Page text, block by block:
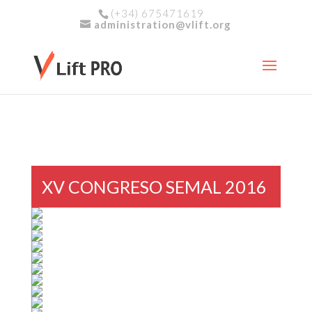
(+34) 675471619
administration@vlift.org
XV CONGRESO SEMAL 2016